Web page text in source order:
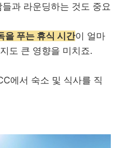
과 라운딩하는 것도 중요
을 푸는 휴식 시간이 얼마
도 큰 영향을 미치죠.
에서 숙소 및 식사를 직